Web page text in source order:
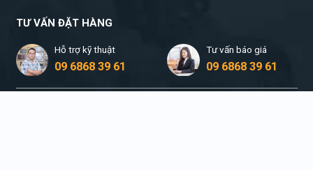
TƯ VẤN ĐẶT HÀNG
Hỗ trợ kỹ thuật
09 6868 39 61
Tư vấn báo giá
09 6868 39 61